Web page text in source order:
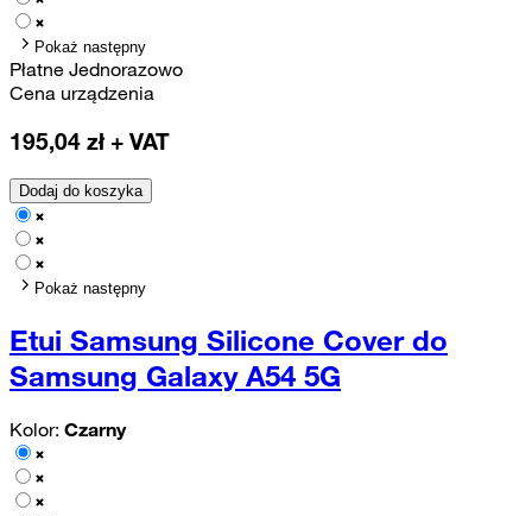
Pokaż następny
Płatne Jednorazowo
Cena urządzenia
195,04 zł + VAT
Dodaj do koszyka
Pokaż następny
Etui Samsung Silicone Cover do
Samsung Galaxy A54 5G
Kolor: Czarny